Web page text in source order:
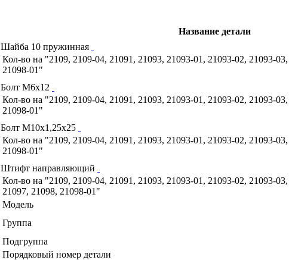
Название детали
Шайба 10 пружинная
Кол-во на "2109, 2109-04, 21091, 21093, 21093-01, 21093-02, 21093-
21098-01"
Болт М6х12
Кол-во на "2109, 2109-04, 21091, 21093, 21093-01, 21093-02, 21093-
21098-01"
Болт М10х1,25х25
Кол-во на "2109, 2109-04, 21091, 21093, 21093-01, 21093-02, 21093-
21098-01"
Штифт направляющий
Кол-во на "2109, 2109-04, 21091, 21093, 21093-01, 21093-02, 21093-
21097, 21098, 21098-01"
Модель
Группа
Подгруппа
Порядковый номер детали